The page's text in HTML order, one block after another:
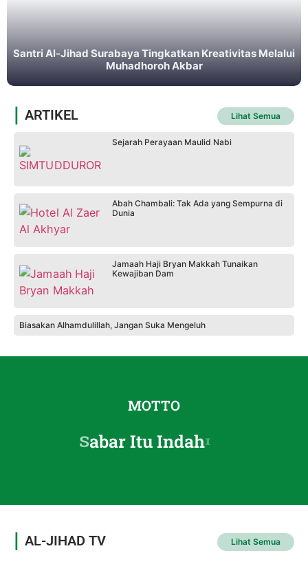
Santri Al-Jihad Surabaya Tingkatkan Kreativitas Melalui
Muhadhoroh Akbar
| ARTIKEL Lihat Semua
Sejarah Perayaan Maulid Nabi
Abah Chambali: Tak Ada yang Sempurna di
Dunia
Jamaah Haji Bryan Makkah Tunaikan
Kewajiban Dam
Biasakan Alhamdulillah, Jangan Suka Mengeluh
MOTTO
S bar Itu IndahIk
| AL-JIHAD TV Lihat Semua